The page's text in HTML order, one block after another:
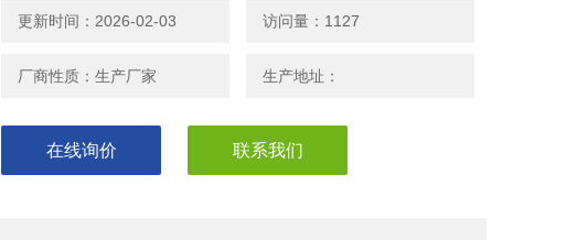
的处理效果不好。
更新时间：2026-02-03 访问量：1127
厂商性质：生产厂家 生产地址：
在线询价 联系我们